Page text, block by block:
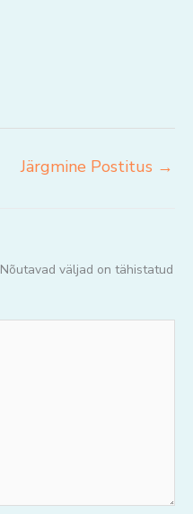
Järgmine Postitus →
Nõutavad väljad on tähistatud